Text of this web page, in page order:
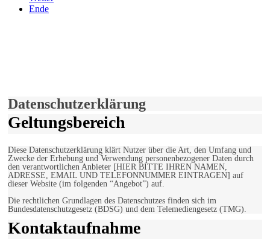
Ende
Datenschutzerklärung
Geltungsbereich
Diese Datenschutzerklärung klärt Nutzer über die Art, den Umfang und
Zwecke der Erhebung und Verwendung personenbezogener Daten durch
den verantwortlichen Anbieter [HIER BITTE IHREN NAMEN,
ADRESSE, EMAIL UND TELEFONNUMMER EINTRAGEN] auf
dieser Website (im folgenden “Angebot”) auf.
Die rechtlichen Grundlagen des Datenschutzes finden sich im
Bundesdatenschutzgesetz (BDSG) und dem Telemediengesetz (TMG).
Kontaktaufnahme